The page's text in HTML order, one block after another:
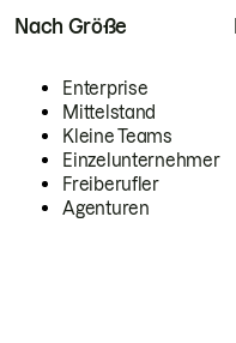
Nach Größe
Enterprise
Mittelstand
Kleine Teams
Einzelunternehmer
Freiberufler
Agenturen